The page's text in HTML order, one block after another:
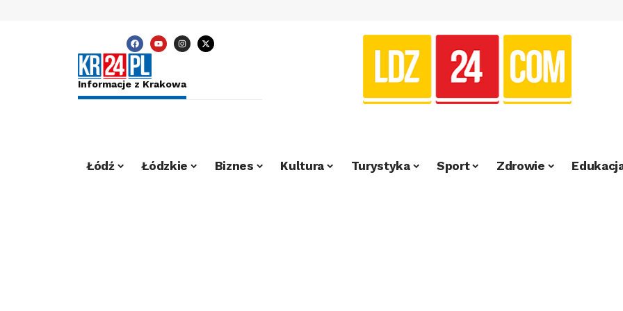
Informacje z Krakowa
Łódź Łódzkie Biznes Kultura Turystyka Sport Zdrowie